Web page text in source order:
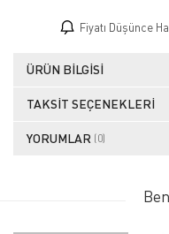
Fiyatı Düşünce
ÜRÜN BILGISI
TAKSIT SEÇENEKLERI
YORUMLAR (0)